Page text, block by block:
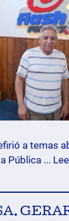
a temas
Pública ...